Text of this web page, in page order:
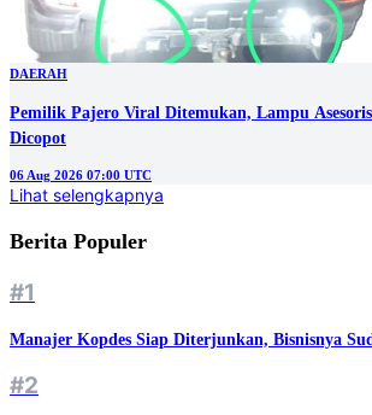
DAERAH
Pemilik Pajero Viral Ditemukan, Lampu
Dicopot
06 Aug 2026 07:00 UTC
Lihat selengkapnya
Berita Populer
#1
Manajer Kopdes Siap Diterjunkan, Bisnisnya
#2